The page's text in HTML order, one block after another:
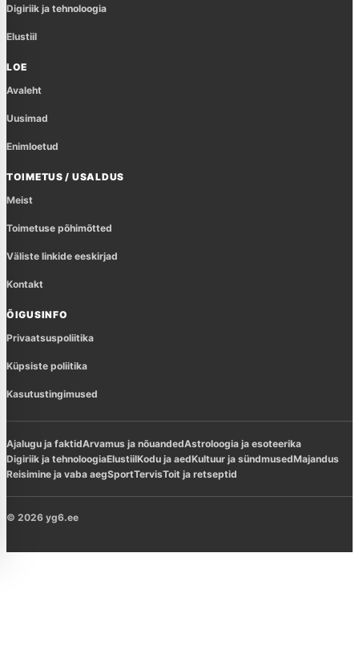
Digiriik ja tehnoloogia
Elustiil
LOE
Avaleht
Uusimad
Enimloetud
TOIMETUS / USALDUS
Meist
Toimetuse põhimõtted
Väliste linkide eeskirjad
Kontakt
ÕIGUSINFO
Privaatsuspoliitika
Küpsiste poliitika
Kasutustingimused
Ajalugu ja faktidArvamus ja nõuandedAstroloogia ja esoteerika
Digiriik ja tehnoloogiaElustiilKodu ja aedKultuur ja sündmusedMajandus
Reisimine ja vaba aegSportTervisToit ja retseptid
© 2026 yg6.ee